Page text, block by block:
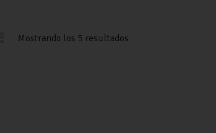
Mostrando los 5 resultados